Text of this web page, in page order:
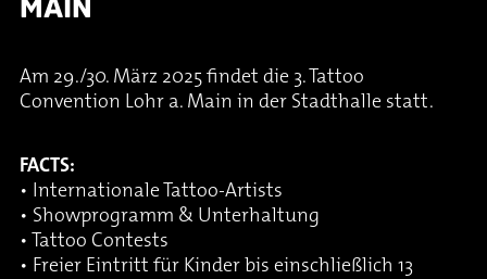
MAIN
Am 29./30. März 2025 findet die 3. Tattoo
Convention Lohr a. Main in der Stadthalle statt.
FACTS:
• Internationale Tattoo-Artists
• Showprogramm & Unterhaltung
• Tattoo Contests
• Freier Eintritt für Kinder bis einschließlich 13